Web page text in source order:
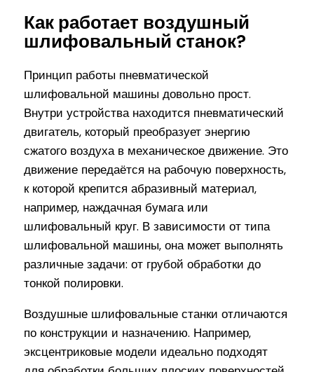
Как работает воздушный
шлифовальный станок?
Принцип работы пневматической
шлифовальной машины довольно прост.
Внутри устройства находится пневматический
двигатель, который преобразует энергию
сжатого воздуха в механическое движение. Это
движение передаётся на рабочую поверхность,
к которой крепится абразивный материал,
например, наждачная бумага или
шлифовальный круг. В зависимости от типа
шлифовальной машины, она может выполнять
различные задачи: от грубой обработки до
тонкой полировки.
Воздушные шлифовальные станки отличаются
по конструкции и назначению. Например,
эксцентриковые модели идеально подходят